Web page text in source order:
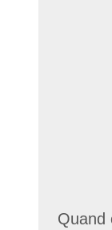
Quand